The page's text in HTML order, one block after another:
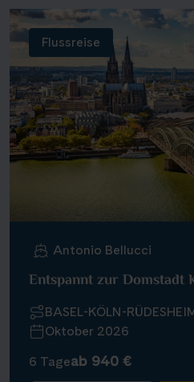
Flussreise
Antonio Bellucci
Entspannt zur Domstadt
BASEL-KÖLN-
Oktober 2026
6 Tageab 940 €